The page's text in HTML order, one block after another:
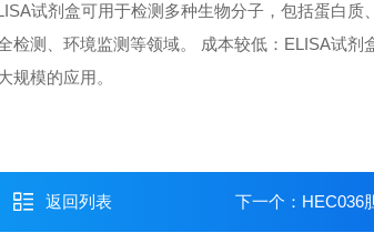
试剂盒可用于检测多种生物分子，包括蛋白质
测、环境监测等领域。 成本较低：ELISA试剂
规模的应用。
返回列表 下一个： HEC036